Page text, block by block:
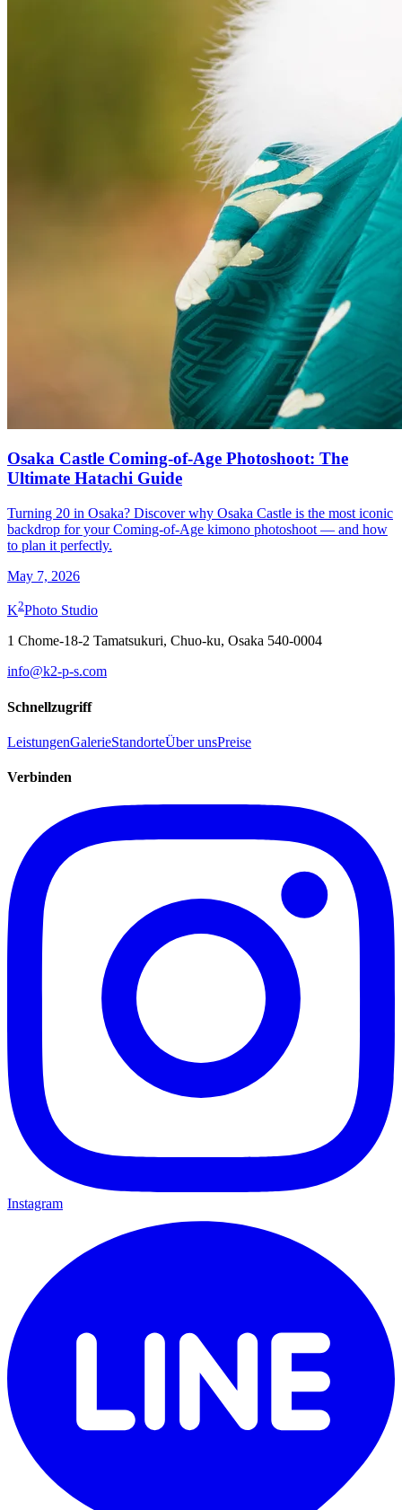
Osaka Castle Coming-of-Age Photoshoot: The
Ultimate Hatachi Guide
Turning 20 in Osaka? Discover why Osaka Castle is the most iconic
backdrop for your Coming-of-Age kimono photoshoot — and how
to plan it perfectly.
May 7, 2026
K2Photo Studio
1 Chome-18-2 Tamatsukuri, Chuo-ku, Osaka 540-0004
info@k2-p-s.com
Schnellzugriff
LeistungenGalerieStandorteÜber unsPreise
Verbinden
Instagram